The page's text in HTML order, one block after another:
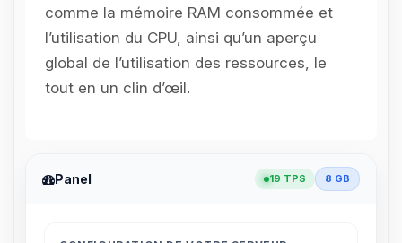
comme la mémoire RAM consommée et
l’utilisation du CPU, ainsi qu’un aperçu
global de l’utilisation des ressources, le
tout en un clin d’œil.
Panel 19 TPS 8 GB